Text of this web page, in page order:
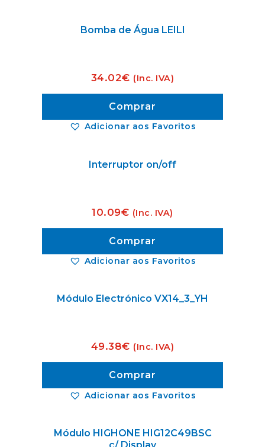
Adicionar aos Favoritos
Bomba de Água LEILI
34.02€ (Inc. IVA)
Comprar
Adicionar aos Favoritos
Interruptor on/off
10.09€ (Inc. IVA)
Comprar
Adicionar aos Favoritos
Módulo Electrónico VX14_3_YH
49.38€ (Inc. IVA)
Comprar
Módulo HIGHONE HIG12C49BSC